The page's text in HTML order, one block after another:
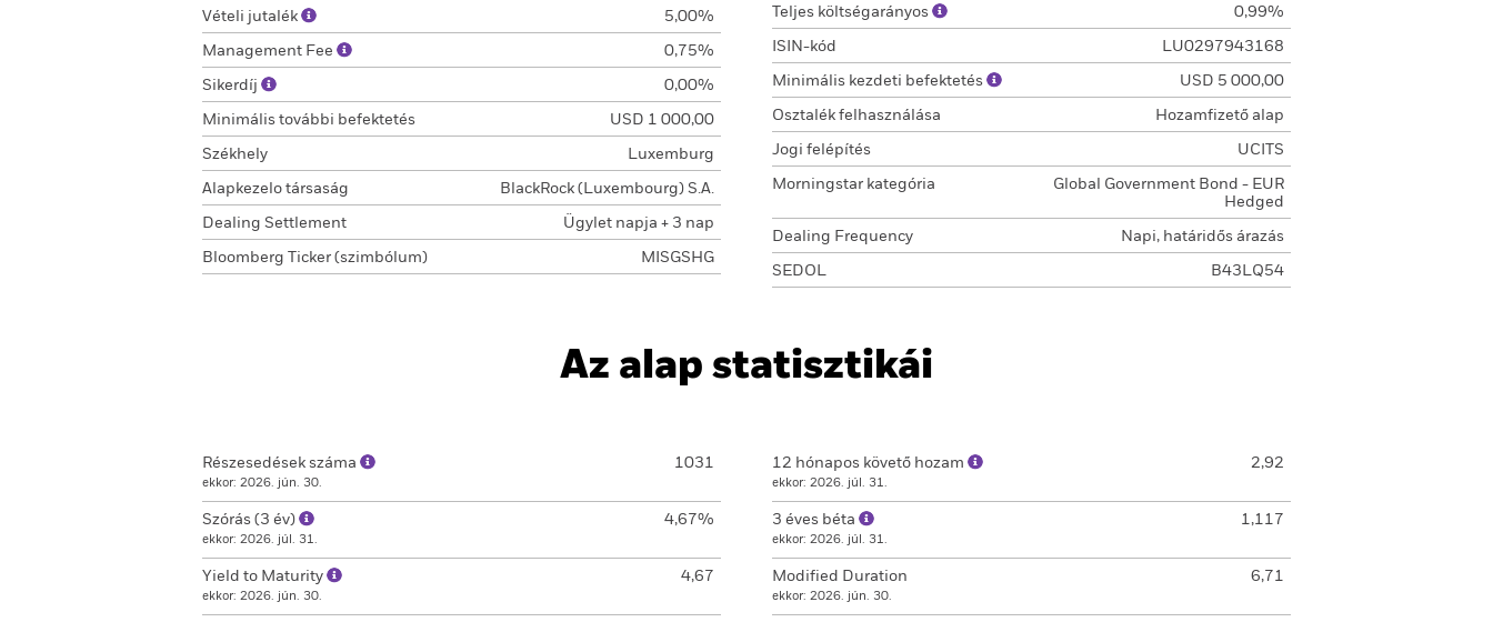
Vételi jutalék 5,00%
Management Fee 0,75%
Sikerdíj 0,00%
Minimális további befektetés USD 1 000,00
Székhely Luxemburg
Alapkezelo társaság BlackRock (Luxembourg) S.A.
Dealing Settlement Ügylet napja + 3 nap
Bloomberg Ticker (szimbólum) MISGSHG
Teljes költségarányos 0,99%
ISIN-kód LU0297943168
Minimális kezdeti befektetés USD 5 000,00
Osztalék felhasználása Hozamfizető alap
Jogi felépítés UCITS
Morningstar kategória
Global Government Bond - EUR
Hedged
Dealing Frequency Napi, határidős árazás
SEDOL B43LQ54
Az alap statisztikái
Részesedések száma
ekkor: 2026. jún. 30.
1031
Szórás (3 év)
ekkor: 2026. júl. 31.
4,67%
Yield to Maturity
ekkor: 2026. jún. 30.
4,67
12 hónapos követő hozam
ekkor: 2026. júl. 31.
2,92
3 éves béta
ekkor: 2026. júl. 31.
1,117
Modified Duration
ekkor: 2026. jún. 30.
6,71